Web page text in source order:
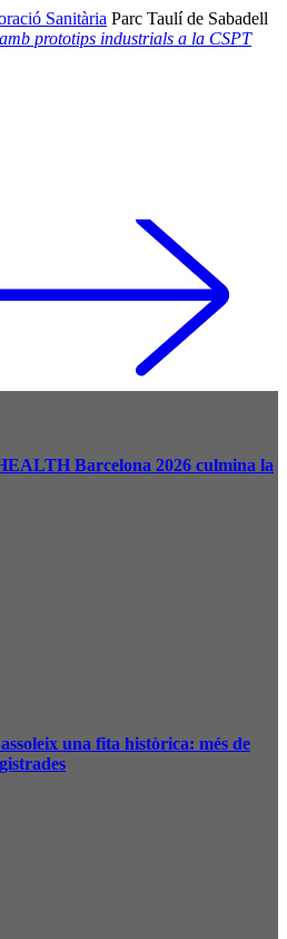
Sanitària Parc Taulí de Sabadell
prototips industrials a la CSPT
Barcelona 2026 culmina la
una fita històrica: més de